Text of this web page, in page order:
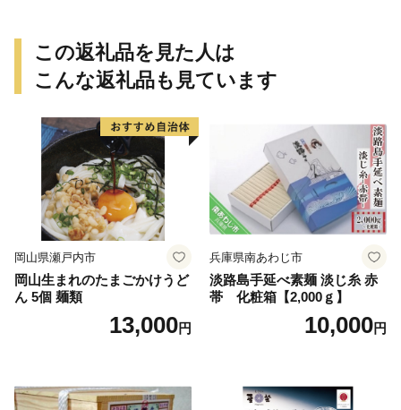
この返礼品を見た人は
こんな返礼品も見ています
岡山県瀬戸内市
岡山生まれのたまごかけうど
ん 5個 麺類
13,000円
兵庫県南あわじ市
淡路島手延べ素麺 淡じ糸 赤
帯 化粧箱【2,000ｇ】
10,000円